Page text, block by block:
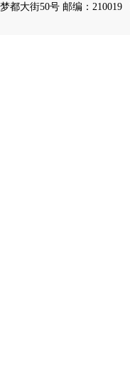
梦都大街50号 邮编：210019